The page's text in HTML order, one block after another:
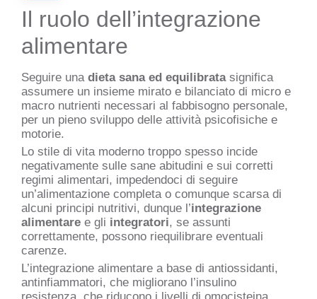
Il ruolo dell’integrazione
alimentare
Seguire una dieta sana ed equilibratasignifica
assumere un insieme mirato e bilanciato di micro e
macro nutrienti necessari al fabbisogno personale,
per un pieno sviluppo delle attività psicofisiche e
motorie.
Lo stile di vita moderno troppo spesso incide
negativamente sulle sane abitudini e sui corretti
regimi alimentari, impedendoci di seguire
un’alimentazione completa o comunque scarsa di
alcuni principi nutritivi, dunque l’integrazione
alimentare e gli integratori, se assunti
correttamente, possono riequilibrare eventuali
carenze.
L’integrazione alimentare a base di antiossidanti,
antinfiammatori, che migliorano l’insulino
resistenza, che riducono i livelli di omocisteina,